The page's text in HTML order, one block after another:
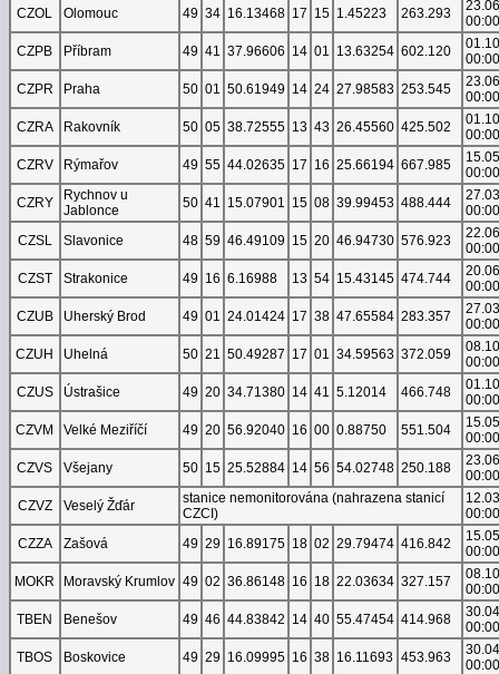
CZOL Olomouc 49 34 16.13468 17 15 1.45223 263.293
00:00
CZPB
Příbram 49 41 37.96606 14 01 13.63254 602.120
00:00
CZPR
Praha 50 01 50.61949 14 24 27.98583 253.545
00:00
CZRA
Rakovník 50 05 38.72555 13 43 26.45560 425.502
00:00
CZRV
Rýmařov 49 55 44.02635 17 16 25.66194 667.985
00:00
CZRY
Rychnov u
Jablonce
50 41 15.07901 15 08 39.99453 488.444
00:00
CZSL
Slavonice 48 59 46.49109 15 20 46.94730 576.923
00:00
CZST
Strakonice 49 16 6.16988 13 54 15.43145 474.744
00:00
CZUB
Uherský Brod 49 01 24.01424 17 38 47.65584 283.357
00:00
CZUH
Uhelná 50 21 50.49287 17 01 34.59563 372.059
00:00
CZUS
Ústrašice 49 20 34.71380 14 41 5.12014 466.748
00:00
CZVM
Velké Meziříčí 49 20 56.92040 16 00 0.88750 551.504
00:00
CZVS
Všejany 50 15 25.52884 14 56 54.02748 250.188
00:00
CZVZ
Veselý Žďár
stanice nemonitorována (nahrazena stanicí
CZCI)
00:00
CZZA
Zašová 49 29 16.89175 18 02 29.79474 416.842
00:00
MOKR
Moravský Krumlov 49 02 36.86148 16 18 22.03634 327.157
00:00
TBEN
Benešov 49 46 44.83842 14 40 55.47454 414.968
00:00
TBOS
Boskovice 49 29 16.09995 16 38 16.11693 453.963
00:00